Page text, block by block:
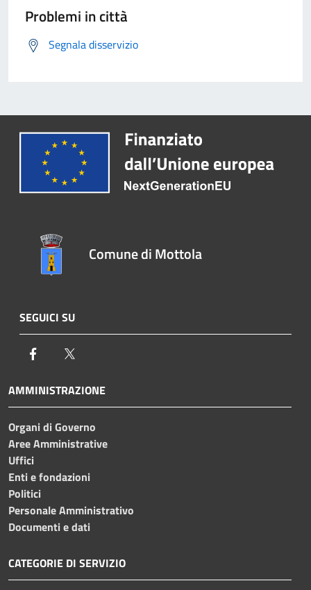
Problemi in città
Segnala disservizio
Comune di Mottola
SEGUICI SU
Facebook
AMMINISTRAZIONE
Organi di Governo
Aree Amministrative
Uffici
Enti e fondazioni
Politici
Personale Amministrativo
Documenti e dati
CATEGORIE DI SERVIZIO